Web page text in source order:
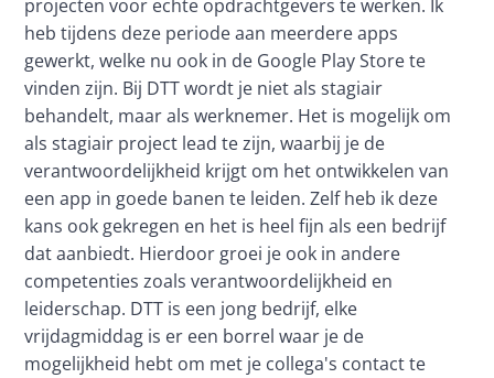
projecten voor echte opdrachtgevers te werken. Ik
heb tijdens deze periode aan meerdere apps
gewerkt, welke nu ook in de Google Play Store te
vinden zijn. Bij DTT wordt je niet als stagiair
behandelt, maar als werknemer. Het is mogelijk om
als stagiair project lead te zijn, waarbij je de
verantwoordelijkheid krijgt om het ontwikkelen van
een app in goede banen te leiden. Zelf heb ik deze
kans ook gekregen en het is heel fijn als een bedrijf
dat aanbiedt. Hierdoor groei je ook in andere
competenties zoals verantwoordelijkheid en
leiderschap. DTT is een jong bedrijf, elke
vrijdagmiddag is er een borrel waar je de
mogelijkheid hebt om met je collega's contact te